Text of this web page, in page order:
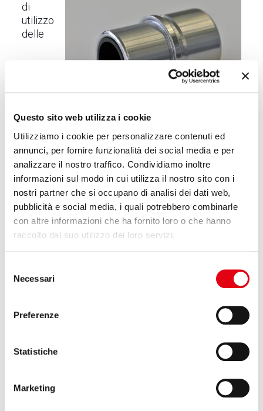
Questo sito web utilizza i cookie
Utilizziamo i cookie per personalizzare contenuti ed
annunci, per fornire funzionalità dei social media e per
analizzare il nostro traffico. Condividiamo inoltre
informazioni sul modo in cui utilizza il nostro sito con i
nostri partner che si occupano di analisi dei dati web,
pubblicità e social media, i quali potrebbero combinarle
con altre informazioni che ha fornito loro o che hanno
raccolto dal suo utilizzo dei loro servizi.
delNecessari
Preferenze
Statistiche
Marketing
Boccola
di
utilizzo
delle
boccole
Macchine movimento terra
Applicazioni aeronautiche
Applicazioni navali
Applicazioni meccaniche con carichi elevati
Applicazioni meccaniche con precisioni elevate